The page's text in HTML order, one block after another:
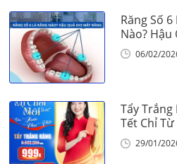
Răng Số 6
Nào? Hậu
Mất Răng
06/02/
Tẩy
Tết Chỉ Từ
Nha Khoa
29/01/